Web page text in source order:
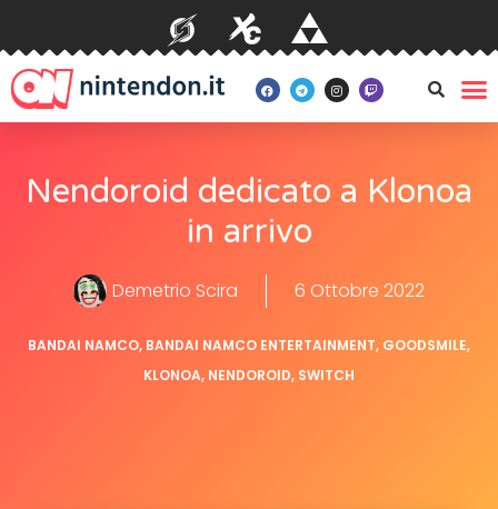
Nendoroid dedicato a Klonoa
in arrivo
Demetrio Scira 6 Ottobre 2022
BANDAI NAMCO, BANDAI NAMCO ENTERTAINMENT, GOODSMILE,
KLONOA, NENDOROID, SWITCH